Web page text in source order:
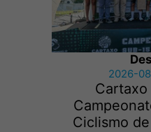
2026-
Ciclismo